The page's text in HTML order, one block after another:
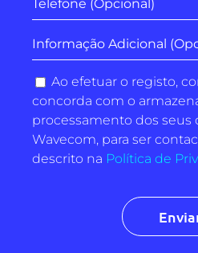
Ao efetuar o registo,
concorda com o
processamento dos seus
Wavecom, para ser
descrito na Política de